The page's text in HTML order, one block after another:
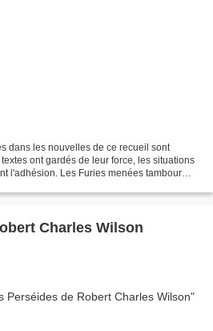
dans les nouvelles de ce recueil sont
ont gardés de leur force, les situations
l'adhésion. Les Furies menées tambour
Charles Wilson